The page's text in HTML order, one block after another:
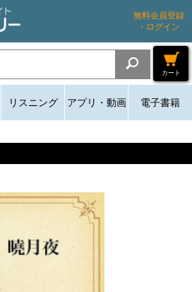
無料会員登録
・ログイン
カート
リスニング アプリ・動画 電子書籍